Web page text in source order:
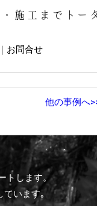
施工までトー
お問合せ
他の事例へ
トします。
います｡